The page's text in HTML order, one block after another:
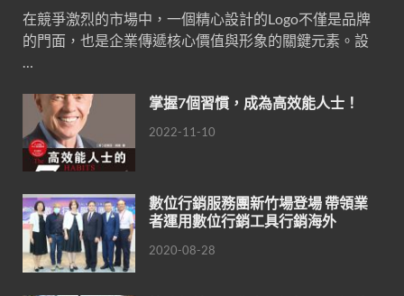
在競爭激烈的市場中，一個精心設計的Logo不僅是品牌
的門面，也是企業傳遞核心價值與形象的關鍵元素。設
…
掌握7個習慣，成為高效能人士！
2022-11-10
數位行銷服務團新竹場登場 帶領業
者運用數位行銷工具行銷海外
2020-08-28